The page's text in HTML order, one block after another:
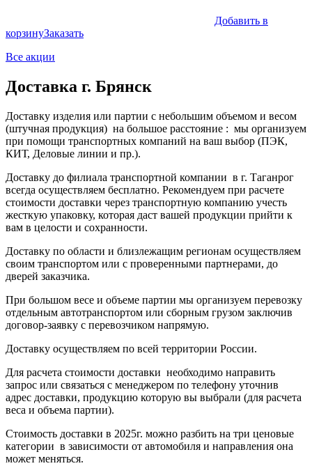
Добавить в
корзинуЗаказать
Все акции
Доставка г. Брянск
Доставку изделия или партии с небольшим объемом и весом
(штучная продукция) на большое расстояние : мы организуем
при помощи транспортных компаний на ваш выбор (ПЭК,
КИТ, Деловые линии и пр.).
Доставку до филиала транспортной компании в г. Таганрог
всегда осуществляем бесплатно. Рекомендуем при расчете
стоимости доставки через транспортную компанию учесть
жесткую упаковку, которая даст вашей продукции прийти к
вам в целости и сохранности.
Доставку по области и близлежащим регионам осуществляем
своим транспортом или с проверенными партнерами, до
дверей заказчика.
При большом весе и объеме партии мы организуем перевозку
отдельным автотранспортом или сборным грузом заключив
договор-заявку с перевозчиком напрямую.
Доставку осуществляем по всей территории России.
Для расчета стоимости доставки необходимо направить
запрос или связаться с менеджером по телефону уточнив
адрес доставки, продукцию которую вы выбрали (для расчета
веса и объема партии).
Стоимость доставки в 2025г. можно разбить на три ценовые
категории в зависимости от автомобиля и направления она
может меняться.